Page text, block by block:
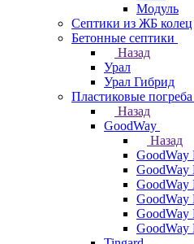
Модуль
Септики из ЖБ колец
Бетонные септики
Назад
Урал
Урал Гибрид
Пластиковые погреба
Назад
GoodWay
Назад
GoodWay
GoodWay
GoodWay